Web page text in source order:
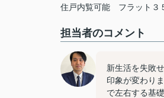
住戸内覧可能 フラット３
担当者のコメント
新生活を失敗
印象が変わり
で左右する基